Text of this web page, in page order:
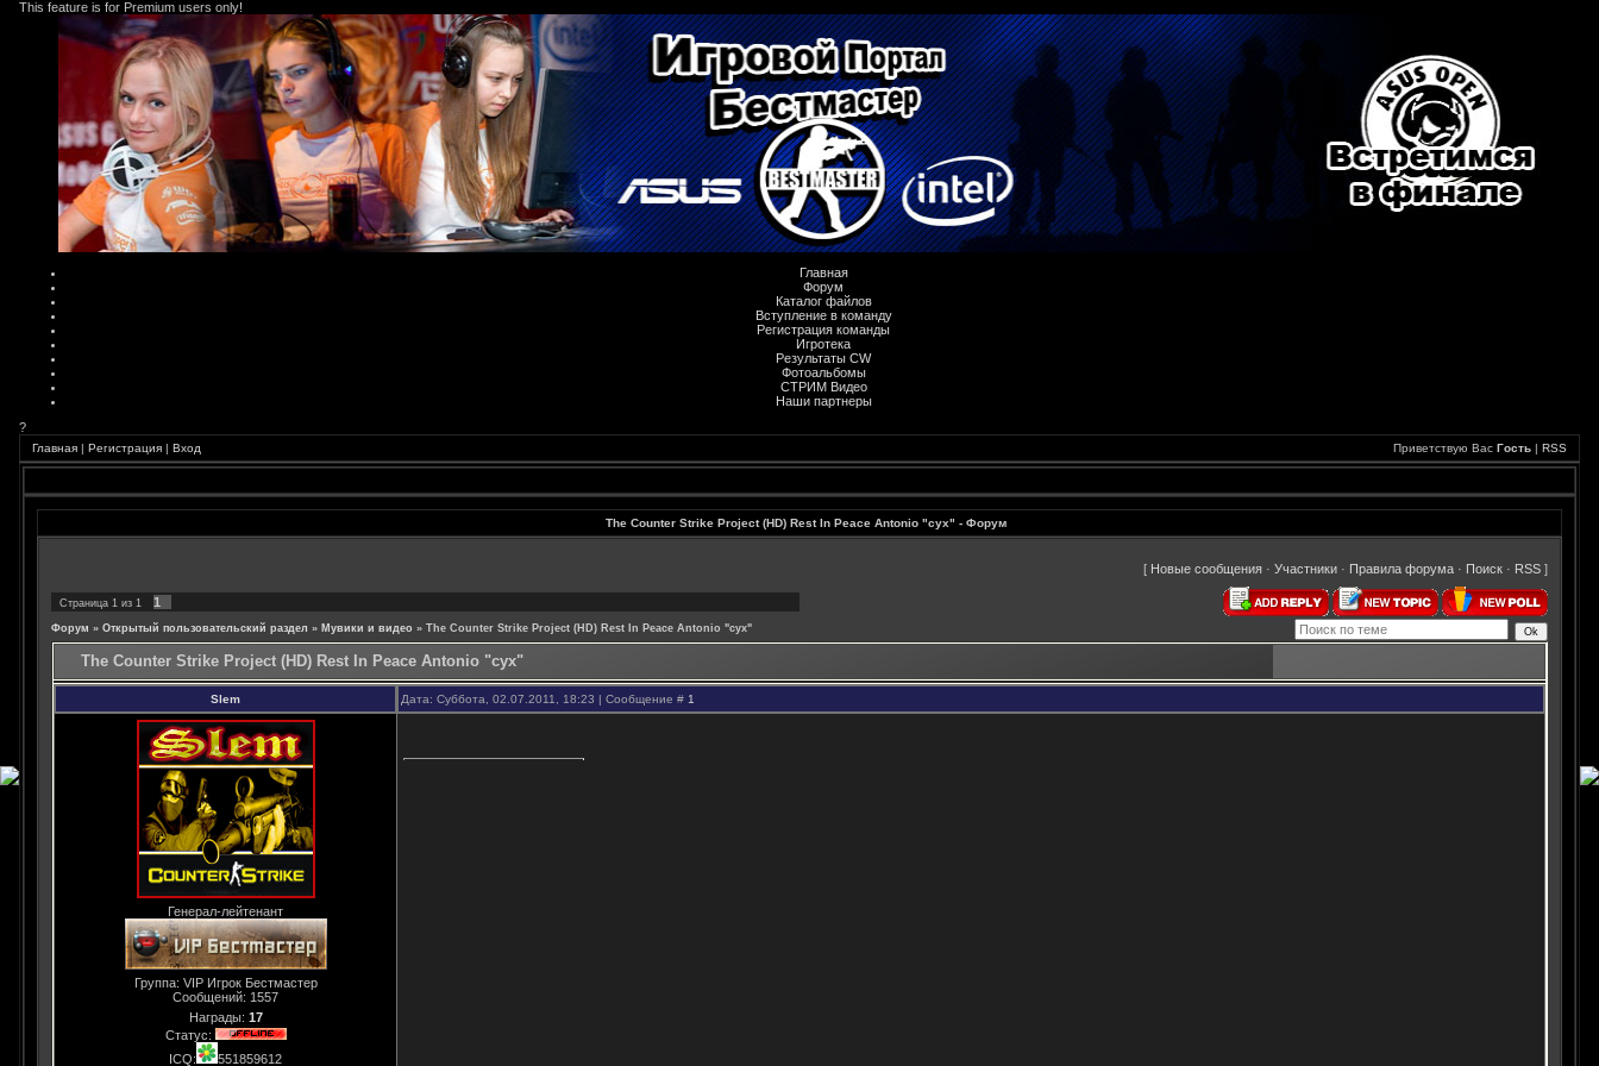
This feature is for Premium users only!
Главная
Форум
Каталог файлов
Вступление в команду
Регистрация команды
Игротека
Результаты CW
Фотоальбомы
СТРИМ Видео
Наши партнеры
?
Главная | Регистрация | Вход Приветствую Вас Гость | RSS
The Counter Strike Project (HD) Rest In Peace Antonio "cyx" - Форум
[ Новые сообщения · Участники · Правила форума · Поиск · RSS ]
Страница 1 из 1 1
Форум » Открытый пользовательский раздел » Мувики и видео » The Counter Strike Project (HD) Rest In Peace Antonio "cyx"
The Counter Strike Project (HD) Rest In Peace Antonio "cyx"
Slem Дата: Суббота, 02.07.2011, 18:23 | Сообщение # 1
Генерал-лейтенант
Группа: VIP Игрок Бестмастер
Сообщений: 1557
Награды: 17
Статус:
ICQ:
551859612